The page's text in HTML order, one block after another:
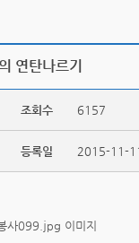
연탄나르기
조회수 6157
등록일 2015-11-